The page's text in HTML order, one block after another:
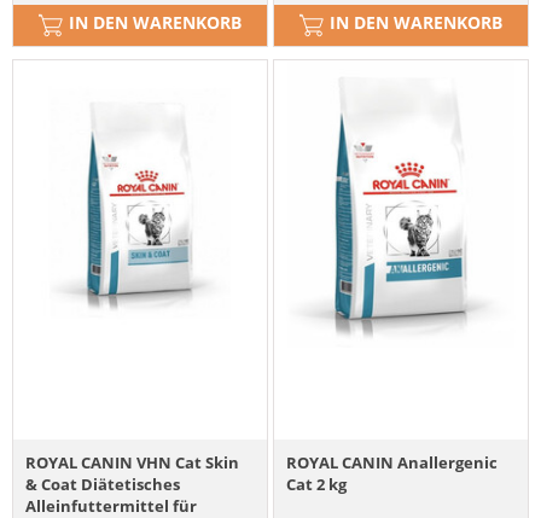
IN DEN WARENKORB IN DEN WARENKORB
ROYAL CANIN VHN Cat Skin
& Coat Diätetisches
Alleinfuttermittel für
ROYAL CANIN Anallergenic
Cat 2 kg